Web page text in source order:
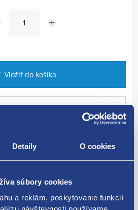
Detaily O cookies
súbory cookies
a reklám, poskytovanie funkcií
Vložiť do košíka